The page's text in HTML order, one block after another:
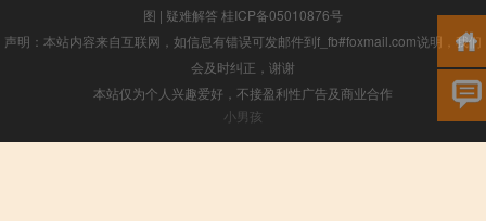
图 | 疑难解答 桂ICP备05010876号
声明：本站内容来自互联网，如信息有错误可发邮件到f_fb#foxmail.com说明，我们
会及时纠正，谢谢
本站仅为个人兴趣爱好，不接盈利性广告及商业合作
小男孩